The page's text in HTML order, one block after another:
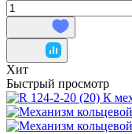
Хит
Быстрый просмотр